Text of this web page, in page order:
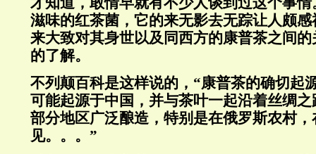
滋味的红茶菌，它的来无影去无踪让人颇
来大致对其身世以及同西方的康普茶之间
的了解。
不列颠百科是这样说的，“康普茶的确切起
可能起源于中国，并与茶叶一起沿着丝绸之
部分地区广泛酿造，特别是在俄罗斯农村
见。。。”